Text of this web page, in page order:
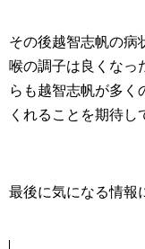
その後越智志帆の病
喉の調子は良くなっ
らも越智志帆が多く
くれることを期待し
最後に気になる情報